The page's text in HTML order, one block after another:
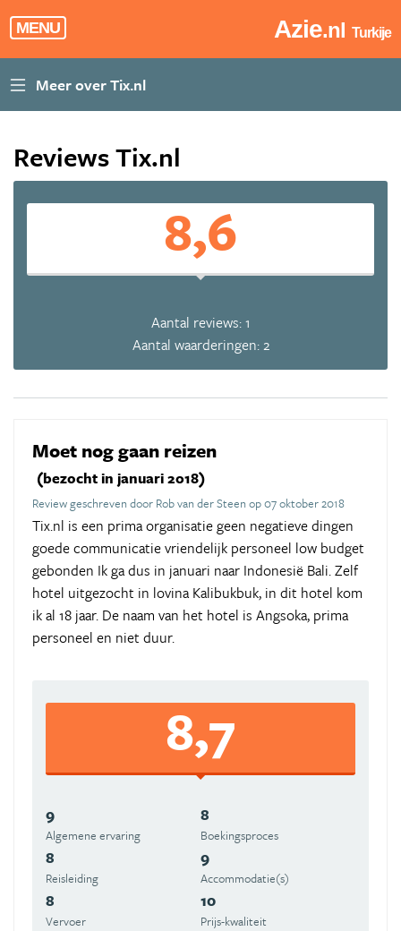
MENU Azie.nl Turkije
Reviews Tix.nl
8,6
Aantal reviews: 1
Aantal waarderingen: 2
Moet nog gaan reizen
(bezocht in januari 2018)
Review geschreven door Rob van der Steen op 07 oktober 2018
Tix.nl is een prima organisatie geen negatieve dingen
goede communicatie vriendelijk personeel low budget
gebonden Ik ga dus in januari naar Indonesië Bali. Zelf
hotel uitgezocht in lovina Kalibukbuk, in dit hotel kom
ik al 18 jaar. De naam van het hotel is Angsoka, prima
personeel en niet duur.
8,7
9
Algemene ervaring
8
Boekingsproces
8
Reisleiding
9
Accommodatie(s)
8
Vervoer
10
Prijs-kwaliteit